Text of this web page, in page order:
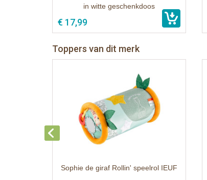
in witte geschenkdoos
€ 17,99
Toppers van dit merk
Sophie de giraf Rollin' speelrol IEUF